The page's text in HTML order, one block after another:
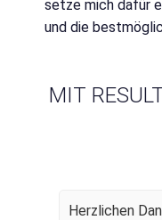
setze mich dafür
und die
MIT
Herzlichen